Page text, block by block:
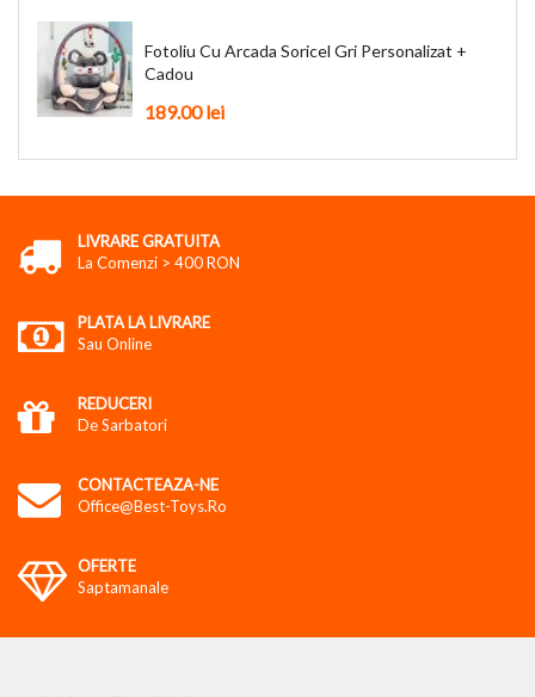
Fotoliu Cu Arcada Soricel Gri Personalizat +
Cadou
189.00 lei
LIVRARE GRATUITA
La Comenzi > 400 RON
PLATA LA LIVRARE
Sau Online
REDUCERI
De Sarbatori
CONTACTEAZA-NE
Office@best-Toys.ro
OFERTE
Saptamanale